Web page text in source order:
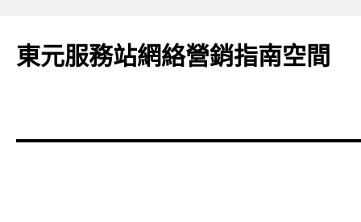
東元服務站網絡營銷指南空間